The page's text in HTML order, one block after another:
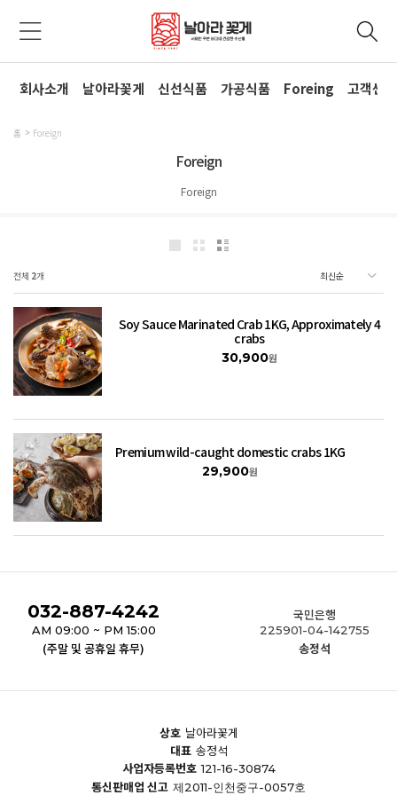
회사소개 날아라꽃게 신선식품 가공식품 Foreing 고객센터
홈 Foreign
Foreign
Foreign
전체 2개
Soy Sauce Marinated Crab 1KG, Approximately 4
crabs
30,900원
Premium wild-caught domestic crabs 1KG
29,900원
032-887-4242
AM 09:00 ~ PM 15:00
(주말 및 공휴일 휴무)
국민은행
225901-04-142755
송정석
상호 날아라꽃게
대표 송정석
사업자등록번호 121-16-30874
통신판매업 신고 제2011-인천중구-0057호